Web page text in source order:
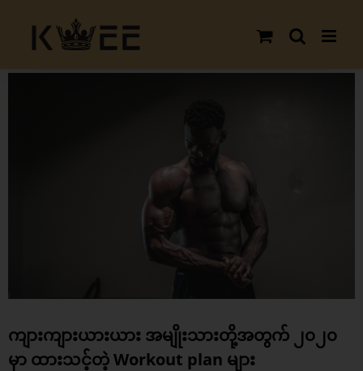
content
ကျားကျားယားယား အမျိုးသားတို့အတွက် ၂၀၂၀
မှာ ထားသင့်တဲ့ Workout plan များ